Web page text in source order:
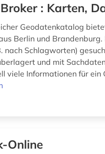
: Karten,
Geodatenkatalog
Berlin und
nach Schlagworten)
und mit
viele Informationen für
Online